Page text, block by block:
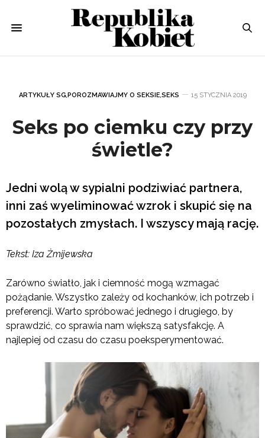
ARTYKUŁY SG,POROZMAWIAJMY O SEKSIE,SEKS 15 STYCZNIA 2019
Seks po ciemku czy przy
świetle?
Jedni wolą w sypialni podziwiać partnera,
inni zaś wyeliminować wzrok i skupić się na
pozostałych zmysłach. I wszyscy mają rację.
Tekst: Iza Żmijewska
Zarówno światło, jak i ciemność mogą wzmagać
pożądanie. Wszystko zależy od kochanków, ich potrzeb i
preferencji. Warto spróbować jednego i drugiego, by
sprawdzić, co sprawia nam większą satysfakcję. A
najlepiej od czasu do czasu poeksperymentować.